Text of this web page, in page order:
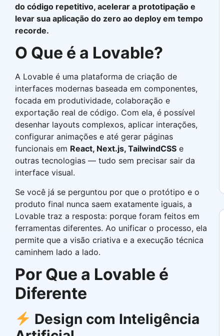
do código repetitivo, acelerar a prototipação e
levar sua aplicação do zero ao deploy em tempo
recorde.
O Que é a Lovable?
A Lovable é uma plataforma de criação de
interfaces modernas baseada em componentes,
focada em produtividade, colaboração e
exportação real de código. Com ela, é possível
desenhar layouts complexos, aplicar interações,
configurar animações e até gerar páginas
funcionais em React, Next.js, TailwindCSS e
outras tecnologias — tudo sem precisar sair da
interface visual.
Se você já se perguntou por que o protótipo e o
produto final nunca saem exatamente iguais, a
Lovable traz a resposta: porque foram feitos em
ferramentas diferentes. Ao unificar o processo, ela
permite que a visão criativa e a execução técnica
caminhem lado a lado.
Por Que a Lovable é
Diferente
Design com Inteligência